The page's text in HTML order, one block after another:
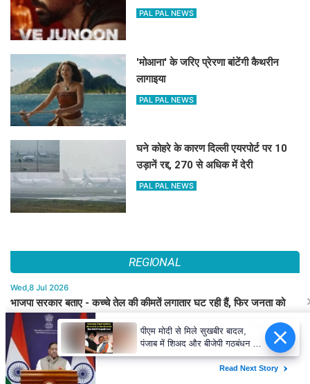
PAL PAL NEWS
'मोआना' के जरिए प्रेरणा बांटेंगी कैथरीन
लागाइया
PAL PAL NEWS
घने कोहरे के कारण दिल्ली एयरपोर्ट पर 10
उड़ानें रद्द, 270 से अधिक में देरी
PAL PAL NEWS
REGIONAL
Wed,8 Jul 2026
भाजपा सरकार बताए - कच्चे तेल की कीमतें लगातार घट रही हैं, फिर जनता को
सस्ता पेट्रोल-डीजल कब मिलेगा? : कुमारी सैलजा
Thu,2 Apr 2026
बचपन और स्क्रीन की दुनिया: बच्चों पर मोबाइल व टीवी का प्रभाव
पीएम मोदी से मिले सुखबीर बादल,
पंजाब में शिअद और बीजेपी गठबंधन की
अटकलें तेज